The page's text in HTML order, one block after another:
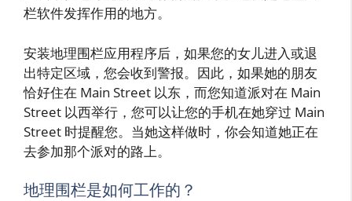
栏软件发挥作用的地方。
安装地理围栏应用程序后，如果您的女儿进入或退
出特定区域，您会收到警报。因此，如果她的朋友
恰好住在 Main Street 以东，而您知道派对在 Main
Street 以西举行，您可以让您的手机在她穿过 Main
Street 时提醒您。当她这样做时，你会知道她正在
去参加那个派对的路上。
地理围栏是如何工作的？